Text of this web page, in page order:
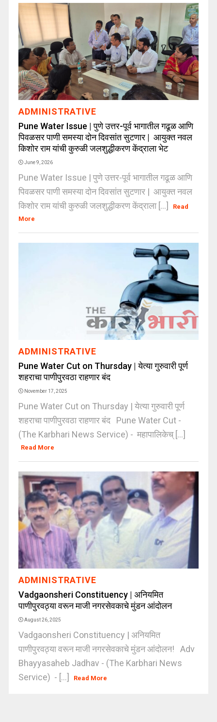
ADMINISTRATIVE
Pune Water Issue | पुणे उत्तर-पूर्व भागातील गढूळ आणि
पिवळसर पाणी समस्या दोन दिवसांत सुटणार | आयुक्त नवल
किशोर राम यांची कुरुळी जलशुद्धीकरण केंद्राला भेट
June 9, 2026
Pune Water Issue | पुणे उत्तर-पूर्व भागातील गढूळ आणि
पिवळसर पाणी समस्या दोन दिवसांत सुटणार | आयुक्त नवल
किशोर राम यांची कुरुळी जलशुद्धीकरण केंद्राला [...]
Read
More
ADMINISTRATIVE
Pune Water Cut on Thursday | येत्या गुरुवारी पूर्ण
शहराचा पाणीपुरवठा राहणार बंद
November 17, 2025
Pune Water Cut on Thursday | येत्या गुरुवारी पूर्ण
शहराचा पाणीपुरवठा राहणार बंद Pune Water Cut -
(The Karbhari News Service) - महापालिकेच् [...]
Read More
ADMINISTRATIVE
Vadgaonsheri Constituency | अनियमित
पाणीपुरवठ्या वरून माजी नगरसेवकाचे मुंडन आंदोलन
August 26, 2025
Vadgaonsheri Constituency | अनियमित
पाणीपुरवठ्या वरून माजी नगरसेवकाचे मुंडन आंदोलन! Adv
Bhayyasaheb Jadhav - (The Karbhari News
Service) - [...]
Read More